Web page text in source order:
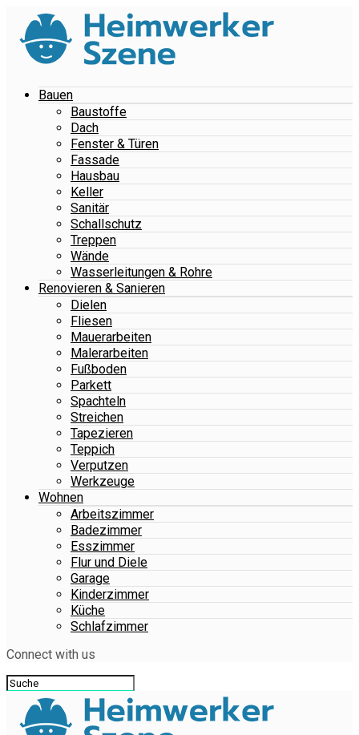
Bauen
Baustoffe
Dach
Fenster & Türen
Fassade
Hausbau
Keller
Sanitär
Schallschutz
Treppen
Wände
Wasserleitungen & Rohre
Renovieren & Sanieren
Dielen
Fliesen
Mauerarbeiten
Malerarbeiten
Fußboden
Parkett
Spachteln
Streichen
Tapezieren
Teppich
Verputzen
Werkzeuge
Wohnen
Arbeitszimmer
Badezimmer
Esszimmer
Flur und Diele
Garage
Kinderzimmer
Küche
Schlafzimmer
Connect with us